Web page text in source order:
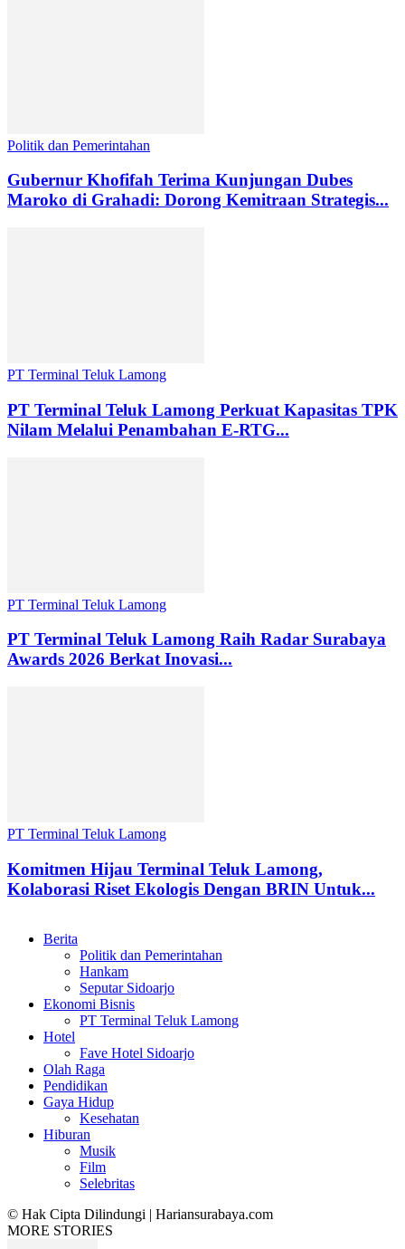
Politik dan Pemerintahan
Gubernur Khofifah Terima Kunjungan Dubes
Maroko di Grahadi: Dorong Kemitraan Strategis...
PT Terminal Teluk Lamong
PT Terminal Teluk Lamong Perkuat Kapasitas TPK
Nilam Melalui Penambahan E-RTG...
PT Terminal Teluk Lamong
PT Terminal Teluk Lamong Raih Radar Surabaya
Awards 2026 Berkat Inovasi...
PT Terminal Teluk Lamong
Komitmen Hijau Terminal Teluk Lamong,
Kolaborasi Riset Ekologis Dengan BRIN Untuk...
Berita
Politik dan Pemerintahan
Hankam
Seputar Sidoarjo
Ekonomi Bisnis
PT Terminal Teluk Lamong
Hotel
Fave Hotel Sidoarjo
Olah Raga
Pendidikan
Gaya Hidup
Kesehatan
Hiburan
Musik
Film
Selebritas
© Hak Cipta Dilindungi | Hariansurabaya.com
MORE STORIES